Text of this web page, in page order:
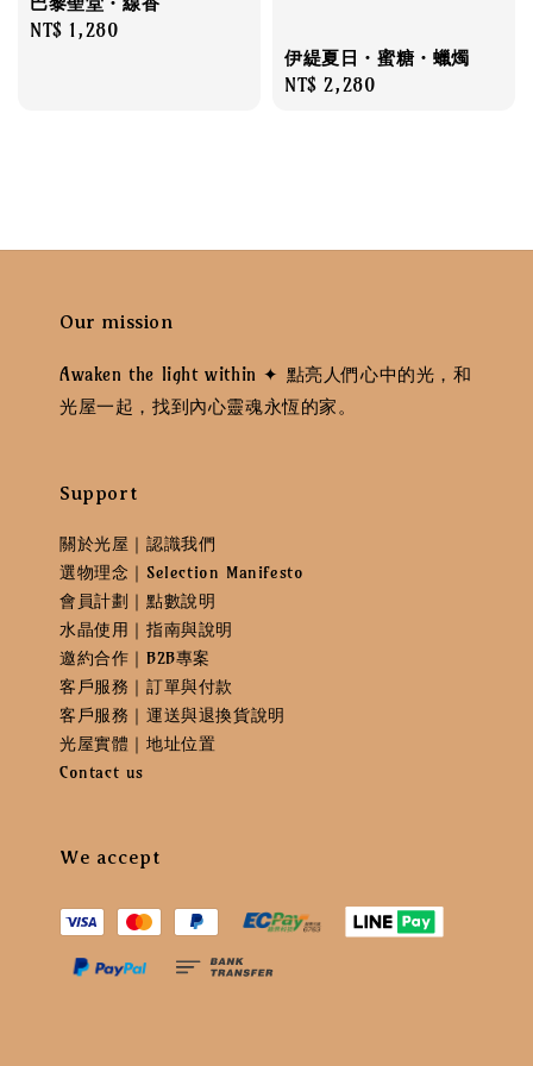
Regular
NT$ 1,280
伊緹夏日・蜜糖・蠟燭
Regular
NT$ 2,280
Our mission
Awaken the light within ✦ 點亮人們心中的光，和
光屋一起，找到內心靈魂永恆的家。
Support
關於光屋｜認識我們
選物理念｜Selection Manifesto
會員計劃｜點數說明
水晶使用｜指南與說明
邀約合作｜B2B專案
客戶服務｜訂單與付款
客戶服務｜運送與退換貨說明
光屋實體｜地址位置
Contact us
We accept